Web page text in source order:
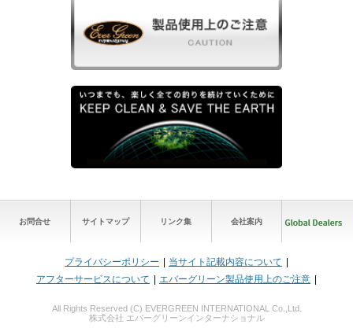
お問合せ サイトマップ リンク集 会社案内
プライバシーポリシー
当サイト記載内容について
アフターサービスについて
エバーグリーン製品使用上のご注意
All Rights Reserved (C) EVERGREEN INTERNATIONAL Co.,Ltd.
株式会社 エバーグリーンインターナショナル